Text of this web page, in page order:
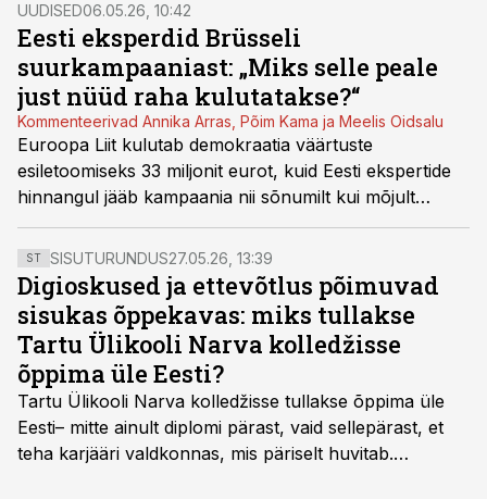
UUDISED06.05.26, 10:42
Eesti eksperdid Brüsseli
suurkampaaniast: „Miks selle peale
just nüüd raha kulutatakse?“
Kommenteerivad Annika Arras, Põim Kama ja Meelis Oidsalu
Euroopa Liit kulutab demokraatia väärtuste
esiletoomiseks 33 miljonit eurot, kuid Eesti ekspertide
hinnangul jääb kampaania nii sõnumilt kui mõjult
küsitavaks.
ST SISUTURUNDUS27.05.26, 13:39
Digioskused ja ettevõtlus põimuvad
sisukas õppekavas: miks tullakse
Tartu Ülikooli Narva kolledžisse
õppima üle Eesti?
Tartu Ülikooli Narva kolledžisse tullakse õppima üle
Eesti– mitte ainult diplomi pärast, vaid sellepärast, et
teha karjääri valdkonnas, mis päriselt huvitab.